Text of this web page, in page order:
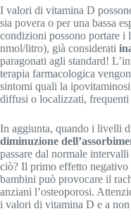
I valori di vitamina D
sia povera o per una bassa
condizioni possono portare
nmol/litro), già considerati
paragonati agli standard!
terapia farmacologica
sintomi quali la
diffusi o localizzati, frequenti
In aggiunta, quando i livelli
diminuzione
passare dal normale
ciò? Il primo effetto negativo
bambini può provocare il
anziani l’osteoporosi.
i valori di vitamina D e a non